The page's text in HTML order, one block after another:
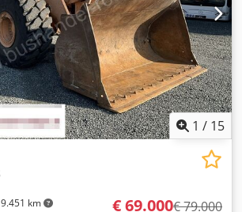
1 / 15
9.451 km € 69.000€ 79.000